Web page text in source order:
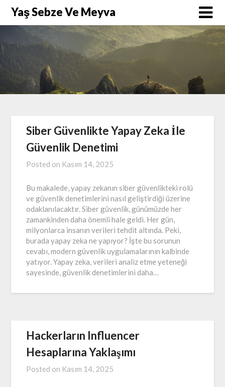
SkipYaş Sebze Ve Meyva
Siber Güvenlikte Yapay Zeka İle
Güvenlik Denetimi
Posted on Kasım 14, 2025
Bu makalede, yapay zekanın siber güvenlikteki rolü
ve güvenlik denetimlerini nasıl geliştirdiği üzerine
odaklanılacaktır. Siber güvenlik, günümüzde her
zamankinden daha önemli hale geldi. Her gün,
milyonlarca insanın verileri tehdit altında. Peki,
burada yapay zeka ne yapıyor? İşte bu sorunun
cevabı, modern güvenlik uygulamalarının kalbinde
yatıyor. Yapay zeka, verileri analiz etme yeteneği
sayesinde, güvenlik denetimlerini daha…
Hackerların Influencer
Hesaplarına Yaklaşımı
Posted on Kasım 14, 2025